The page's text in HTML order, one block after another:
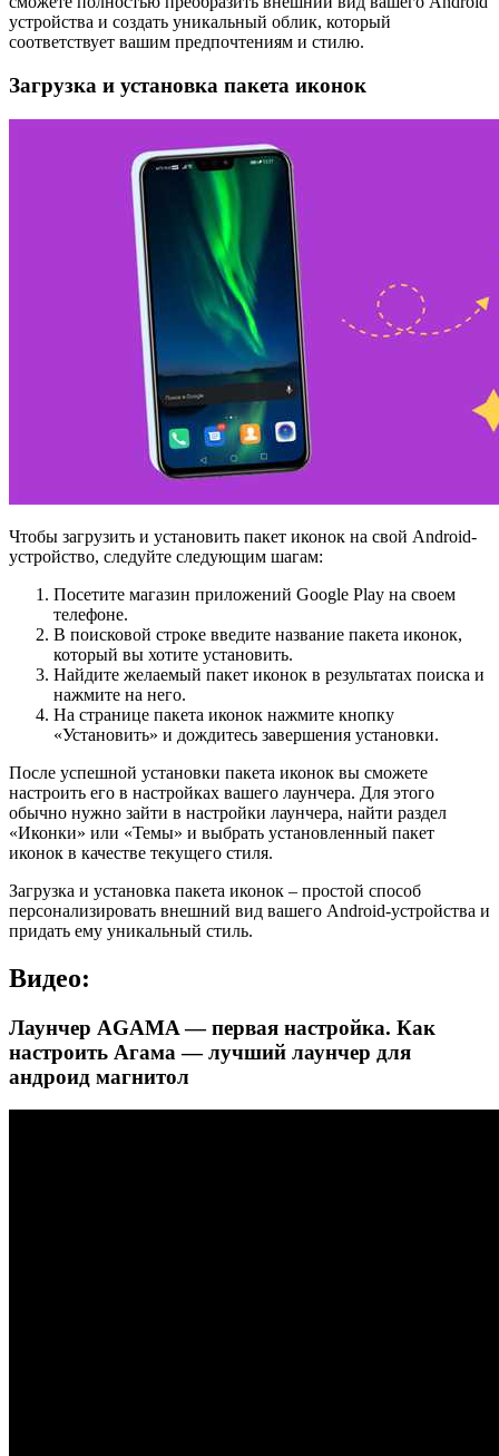
устройства и создать уникальный облик, который
соответствует вашим предпочтениям и стилю.
Загрузка и установка пакета иконок
Чтобы загрузить и установить пакет иконок на свой Android-
устройство, следуйте следующим шагам:
Посетите магазин приложений Google Play на своем
телефоне.
В поисковой строке введите название пакета иконок,
который вы хотите установить.
Найдите желаемый пакет иконок в результатах поиска и
нажмите на него.
На странице пакета иконок нажмите кнопку
«Установить» и дождитесь завершения установки.
После успешной установки пакета иконок вы сможете
настроить его в настройках вашего лаунчера. Для этого
обычно нужно зайти в настройки лаунчера, найти раздел
«Иконки» или «Темы» и выбрать установленный пакет
иконок в качестве текущего стиля.
Загрузка и установка пакета иконок – простой способ
персонализировать внешний вид вашего Android-устройства и
придать ему уникальный стиль.
Видео:
Лаунчер AGAMA — первая настройка. Как
настроить Агама — лучший лаунчер для
андроид магнитол